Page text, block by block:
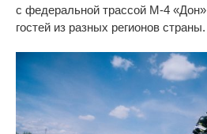
с федеральной трассой М-4 «Дон»
гостей из разных регионов страны.